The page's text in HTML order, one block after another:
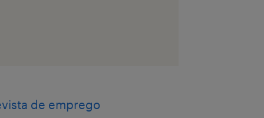
de emprego